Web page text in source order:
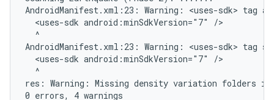
AndroidManifest.xml:23: Warning: <uses-sdk> tag
  <uses-sdk android:minSdkVersion="7" />
  ^
AndroidManifest.xml:23: Warning: <uses-sdk>
  <uses-sdk android:minSdkVersion="7" />
  ^
res: Warning: Missing density variation folders in